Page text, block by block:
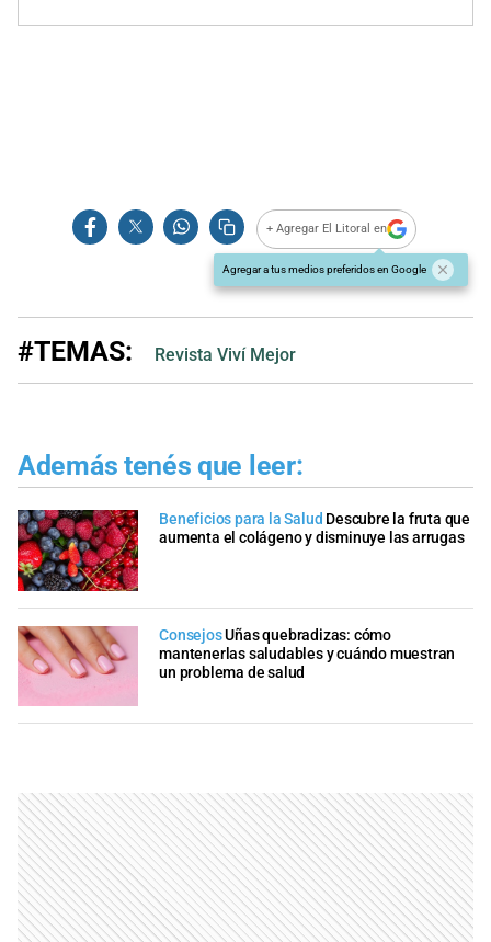
+ Agregar El Litoral en
Agregar a tus medios preferidos en Google
#TEMAS: Revista Viví Mejor
Además tenés que leer:
Beneficios para la Salud Descubre la fruta que
aumenta el colágeno y disminuye las arrugas
ConsejosUñas quebradizas: cómo
mantenerlas saludables y cuándo muestran
un problema de salud